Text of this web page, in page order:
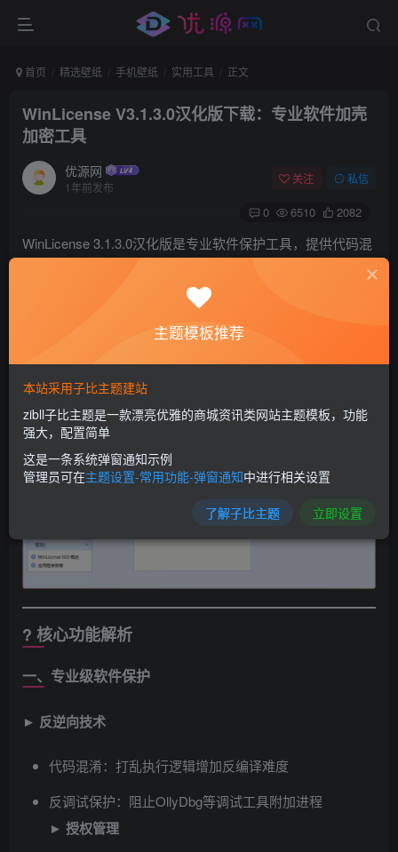
首页 精选壁纸 手机壁纸 实用工具 正文
WinLicense V3.1.3.0汉化版下载：专业软件加壳
加密工具
优源网
1年前发布
关注 私信
0 6510 2082
WinLicense 3.1.3.0汉化版是专业软件保护工具，提供代码混
淆、反调试、许可证管理和水印保护等功能，有效防止程序
被逆向分析。转载自吾爱破解论坛，支持Windows程序加
密，适用于开发者加强软件安全性。
? 核心功能解析
一、专业级软件保护
► ​ 反逆向技术
代码混淆：打乱执行逻辑增加反编译难度
反调试保护：阻止OllyDbg等调试工具附加进程
► ​ 授权管理
主题模板推荐
本站采用子比主题建站
zibll子比主题是一款漂亮优雅的商城资讯类网站主题模板，功能
强大，配置简单
这是一条系统弹窗通知示例
管理员可在主题设置-常用功能-弹窗通知中进行相关设置
了解子比主题 立即设置